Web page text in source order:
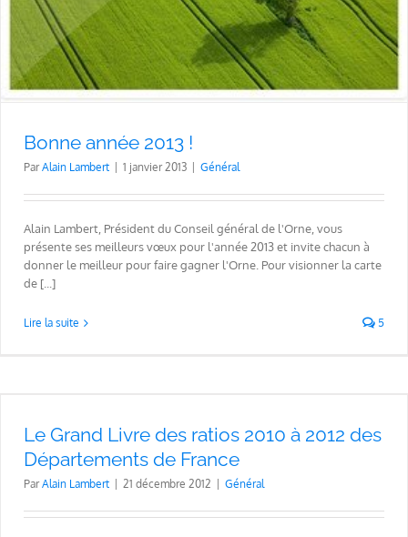
Bonne année 2013 !
ParAlain Lambert 1 janvier 2013 Général
Alain Lambert, Président du Conseil général de l'Orne, vous
présente ses meilleurs vœux pour l'année 2013 et invite chacun à
donner le meilleur pour faire gagner l'Orne. Pour visionner la carte
de [...]
Lire la suite 5
Le Grand Livre des ratios 2010 à 2012 des
Départements de France
ParAlain Lambert 21 décembre 2012 Général